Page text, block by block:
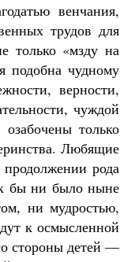
венчания,
трудов для
только «мзду на
подобна чудному
верности,
чуждой
только
Любящие
рода
бы ни было ныне
ни мудростью,
к осмысленной
стороны детей —